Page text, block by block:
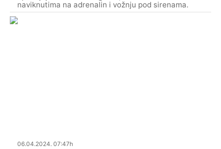
naviknutima na adrenalin i vožnju pod sirenama.
06.04.2024. 07:47h